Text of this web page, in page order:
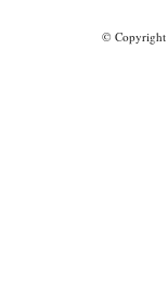
© Copyright